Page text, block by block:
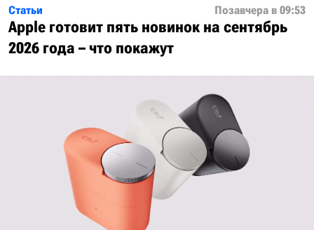
Статьи Позавчера в 09:53
Apple готовит пять новинок на сентябрь
2026 года – что покажут